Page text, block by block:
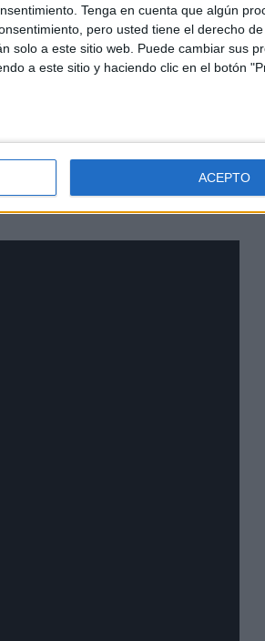
Tenga en cuenta que algún
pero usted tiene el derecho
solo a este sitio web. Puede cambiar sus
a este sitio y haciendo clic en el botón
ACEPTO
en la receta y el proceso de
la idea de sencillez a la
que funcionan precisamente
o una conversación en el coche.